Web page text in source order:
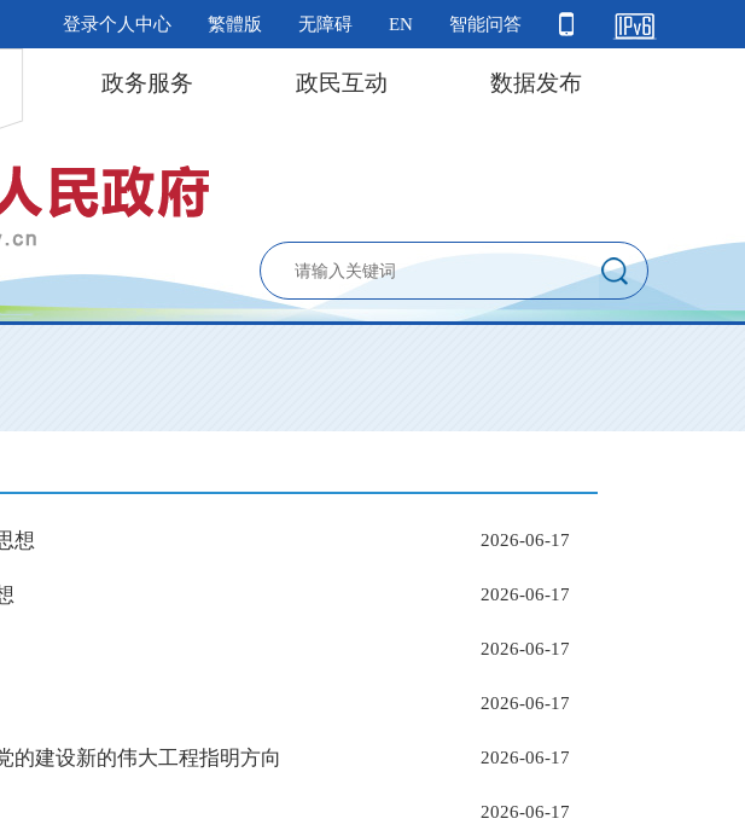
登录个人中心 繁體版 无障碍 EN 智能问答
政务服务 政民互动 数据发布
想 2026-06-17
2026-06-17
2026-06-17
2026-06-17
建设新的伟大工程指明方向 2026-06-17
2026-06-17